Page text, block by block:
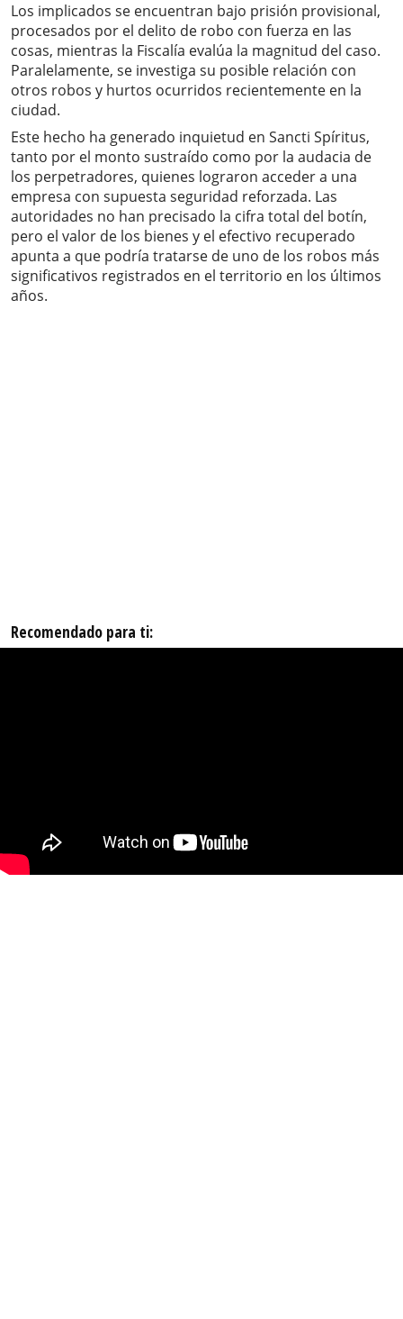
Los implicados se encuentran bajo prisión provisional,
procesados por el delito de robo con fuerza en las
cosas, mientras la Fiscalía evalúa la magnitud del caso.
Paralelamente, se investiga su posible relación con
otros robos y hurtos ocurridos recientemente en la
ciudad.
Este hecho ha generado inquietud en Sancti Spíritus,
tanto por el monto sustraído como por la audacia de
los perpetradores, quienes lograron acceder a una
empresa con supuesta seguridad reforzada. Las
autoridades no han precisado la cifra total del botín,
pero el valor de los bienes y el efectivo recuperado
apunta a que podría tratarse de uno de los robos más
significativos registrados en el territorio en los últimos
años.
Recomendado para ti: